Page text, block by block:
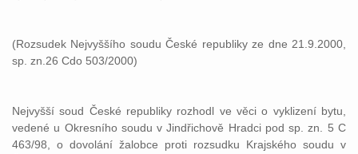
(Rozsudek Nejvyššího soudu České republiky ze dne 21.9.2000,
sp. zn.26 Cdo 503/2000)
Nejvyšší soud České republiky rozhodl ve věci o vyklizení bytu,
vedené u Okresního soudu v Jindřichově Hradci pod sp. zn. 5 C
463/98, o dovolání žalobce proti rozsudku Krajského soudu v